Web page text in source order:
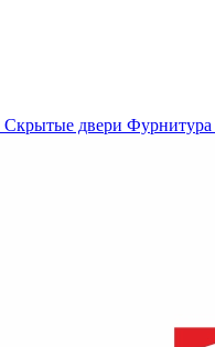
Скрытые двери Фурнитура